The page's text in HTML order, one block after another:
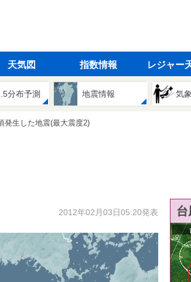
天気図 指数情報 レジャー
分布予測 地震情報 気
発生した地震(最大震度2)
2012年02月03日05:20発表